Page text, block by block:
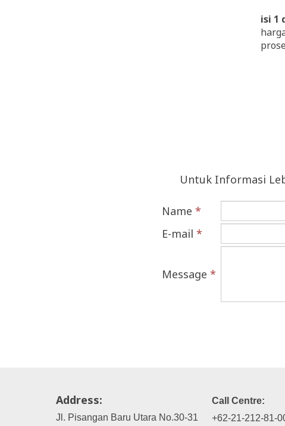
isi 1
Untuk Informasi
Name *
E-mail *
Message *
Address:
Jl. Pisangan Baru Utara No.30-31
Call Centre:
+62-21-212-81-